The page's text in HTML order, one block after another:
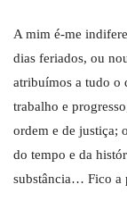
A mim é-me
dias feriados, ou
atribuímos a tudo o
trabalho e
ordem e de justiça;
do tempo e da
substância… Fico a